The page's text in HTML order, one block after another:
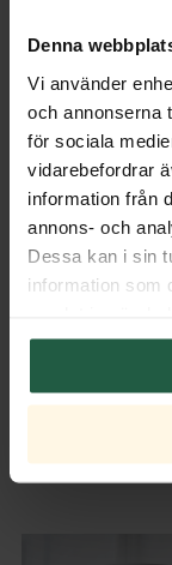
Denna
Vi använder
och annonserna
för sociala
vidarebefordrar
information från
annons- och
Dessa kan i sin
information som
Transformator
Dimmer
Verpackung